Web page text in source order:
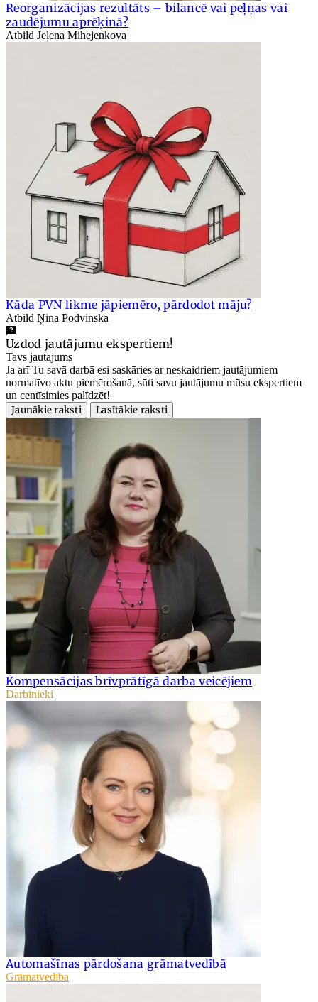
Reorganizācijas rezultāts – bilancē vai peļņas vai
zaudējumu aprēķinā?
Atbild Jeļena Mihejenkova
Kāda PVN likme jāpiemēro, pārdodot māju?
Atbild Ņina Podvinska
Uzdod jautājumu ekspertiem!
Tavs jautājums
Ja arī Tu savā darbā esi saskāries ar neskaidriem jautājumiem
normatīvo aktu piemērošanā, sūti savu jautājumu mūsu ekspertiem
un centīsimies palīdzēt!
Jaunākie raksti
Lasītākie raksti
Kompensācijas brīvprātīgā darba veicējiem
Darbinieki
Automašīnas pārdošana grāmatvedībā
Grāmatvedība